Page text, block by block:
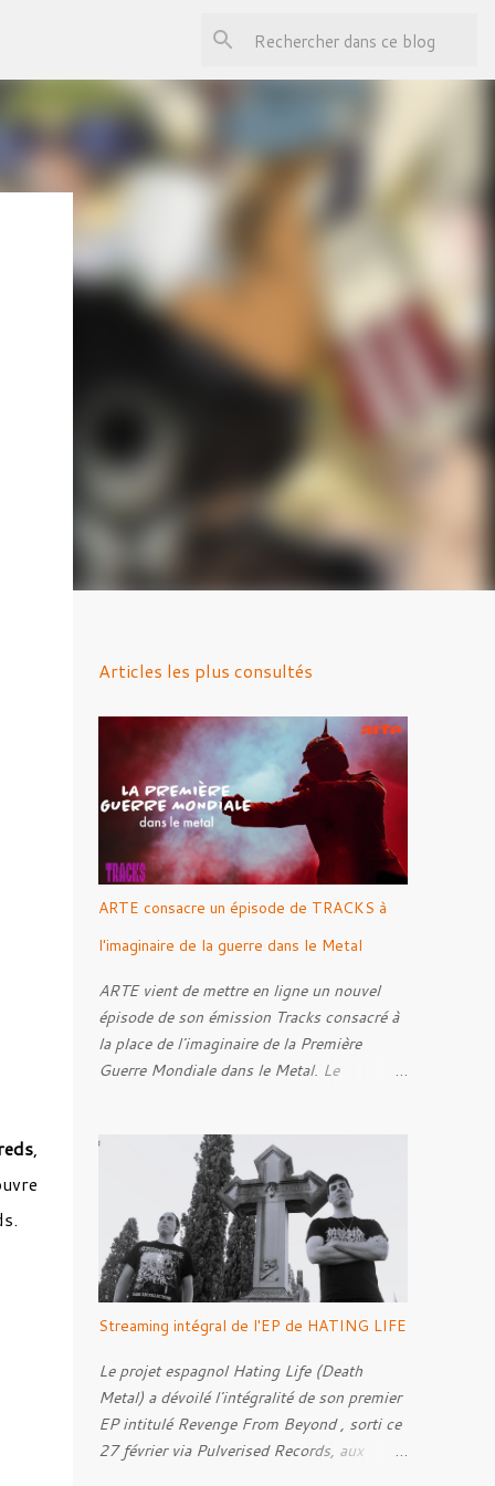
,
Articles les plus consultés
ARTE consacre un épisode de TRACKS à
l'imaginaire de la guerre dans le Metal
ARTE vient de mettre en ligne un nouvel
épisode de son émission Tracks consacré à
la place de l'imaginaire de la Première
Guerre Mondiale dans le Metal. Le
s'empare des représentations de la Grande
Guerre, entre démarche mémorielle, regard
critique et fascination pour ses symboles.
Pour alimenter cette réflexion, Tracks est
allé à la rencontre de Noise ( Kanonenfieber
) et de Dmytro Kumar ( 1914 ), qui
reviennent sur leur intérêt pour la Première
Guerre mondiale. Le documentaire donne
également la parole au producteur Kristian
"Kohle" Kohlmannslehner, collaborateur de
1914 , ainsi qu'à l'historien Ralf Raths,
directeur du Musée allemand des blindés de
Streaming intégral de l'EP de HATING LIFE
Le projet espagnol Hating Life (Death
Metal) a dévoilé l'intégralité de son premier
EP intitulé Revenge From Beyond , sorti ce
27 février via Pulverised Records, aux